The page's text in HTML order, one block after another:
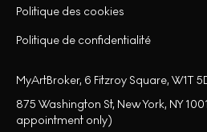
Politique de confidentialité
Politique des cookies
MyArtBroker, 6 Fitzroy Square, W1T
875 Washington St, New York, NY
appointment only)